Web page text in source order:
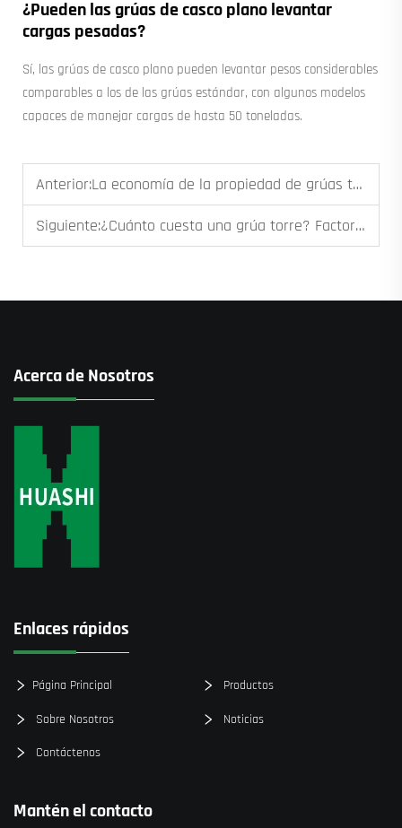
¿Pueden las grúas de casco plano levantar
cargas pesadas?
Sí, las grúas de casco plano pueden levantar pesos considerables
comparables a los de las grúas estándar, con algunos modelos
capaces de manejar cargas de hasta 50 toneladas.
Anterior:La economía de la propiedad de grúas torre: comprar frente a alquilar para proyectos a largo plazo
Siguiente:¿Cuánto cuesta una grúa torre? Factores de precio explicados
Acerca de Nosotros
Enlaces rápidos
Página Principal Productos
Sobre Nosotros Noticias
Contáctenos
Mantén el contacto